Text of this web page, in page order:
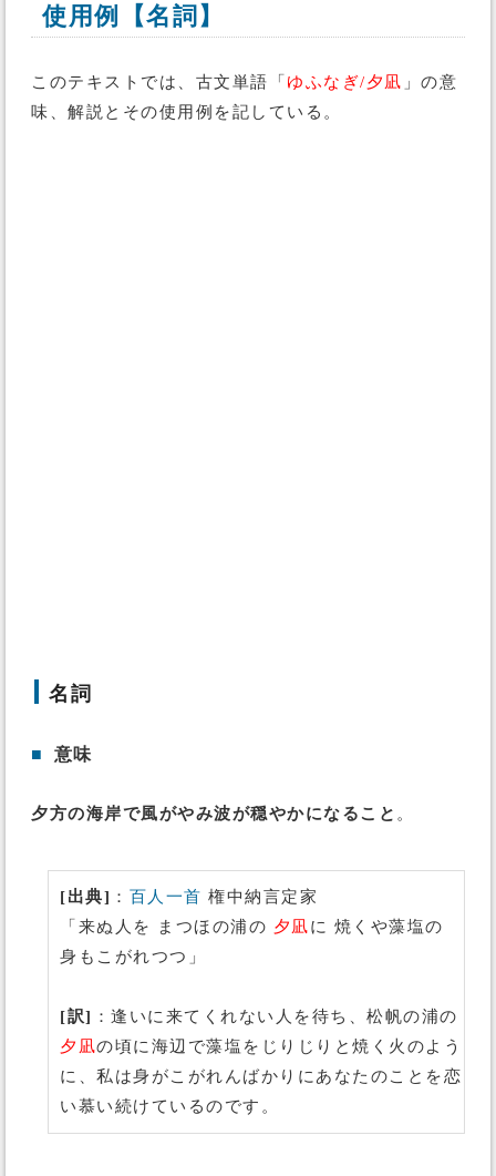
使用例【名詞】
このテキストでは、古文単語「 ゆふなぎ/夕凪 」の意
味、解説とその使用例を記している。
名詞
■ 意味
夕方の海岸で風がやみ波が穏やかになること 。
[出典] ： 百人一首 権中納言定家
「来ぬ人を まつほの浦の 夕凪に 焼くや藻塩の
身もこがれつつ」
[訳] ：逢いに来てくれない人を待ち、松帆の浦の
夕凪の頃に海辺で藻塩をじりじりと焼く火のよう
に、私は身がこがれんばかりにあなたのことを恋
い慕い続けているのです。